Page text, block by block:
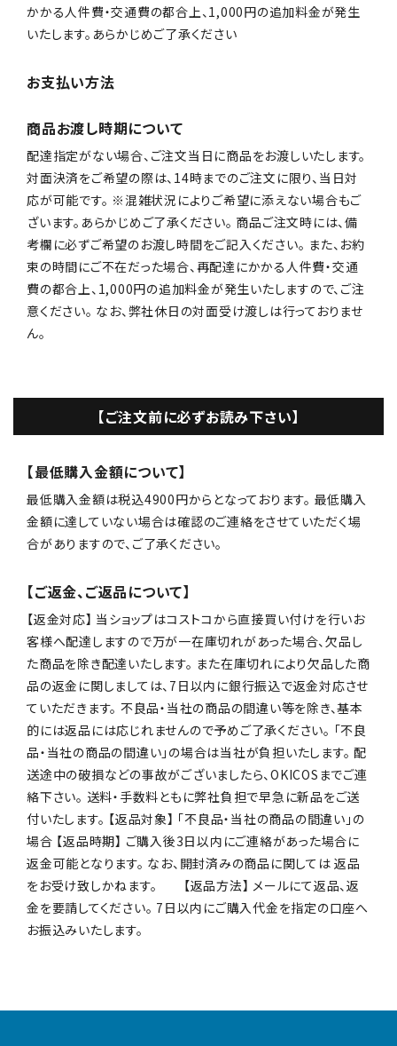
かかる人件費・交通費の都合上、1,000円の追加料金が発生
いたします。あらかじめご了承ください
お支払い方法
商品お渡し時期について
配達指定がない場合、ご注文当日に商品をお渡しいたします。
対面決済をご希望の際は、14時までのご注文に限り、当日対
応が可能です。 ※混雑状況によりご希望に添えない場合もご
ざいます。あらかじめご了承ください。 商品ご注文時には、備
考欄に必ずご希望のお渡し時間をご記入ください。 また、お約
束の時間にご不在だった場合、再配達にかかる人件費・交通
費の都合上、1,000円の追加料金が発生いたしますので、ご注
意ください。 なお、弊社休日の対面受け渡しは行っておりませ
ん。
【ご注文前に必ずお読み下さい】
【最低購入金額について】
最低購入金額は税込4900円からとなっております。 最低購入
金額に達していない場合は確認のご連絡をさせていただく場
合がありますので、ご了承ください。
【ご返金、ご返品について】
【返金対応】 当ショップはコストコから直接買い付けを行いお
客様へ配達しますので万が一在庫切れがあった場合、欠品し
た商品を除き配達いたします。 また在庫切れにより欠品した商
品の返金に関しましては、7日以内に銀行振込で返金対応させ
ていただきます。 不良品・当社の商品の間違い等を除き、基本
的には返品には応じれませんので予めご了承ください。 「不良
品・当社の商品の間違い」の場合は当社が負担いたします。 配
送途中の破損などの事故がございましたら、OKICOSまでご連
絡下さい。 送料・手数料ともに弊社負担で早急に新品をご送
付いたします。 【返品対象】 「不良品・当社の商品の間違い」の
場合 【返品時期】 ご購入後3日以内にご連絡があった場合に
返金可能となります。 なお、開封済みの商品に関しては 返品
をお受け致しかねます。 【返品方法】 メールにて返品、返
金を要請してください。 7日以内にご購入代金を指定の口座へ
お振込みいたします。